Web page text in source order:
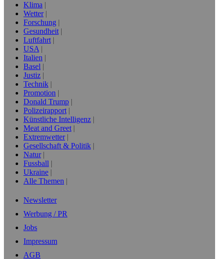
Klima
Wetter
Forschung
Gesundheit
Luftfahrt
USA
Italien
Basel
Justiz
Technik
Promotion
Donald Trump
Polizeirapport
Künstliche Intelligenz
Meat and Greet
Extremwetter
Gesellschaft & Politik
Natur
Fussball
Ukraine
Alle Themen
Newsletter
Werbung / PR
Jobs
Impressum
AGB